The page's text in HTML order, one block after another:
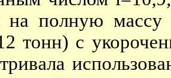
на полную массу
тонн) с